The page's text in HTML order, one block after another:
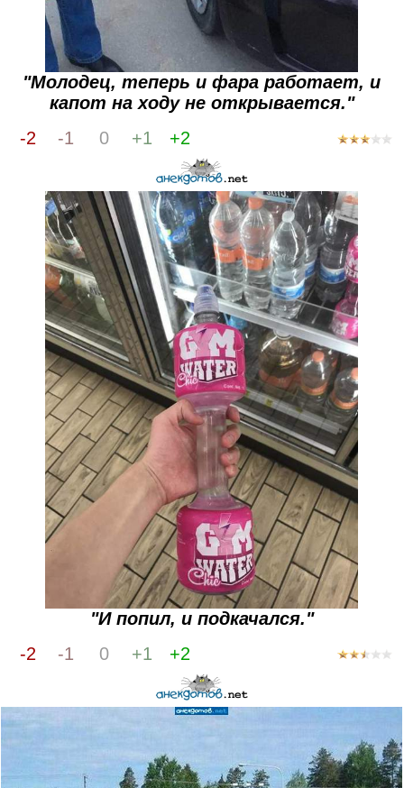
"Молодец, теперь и фара работает, и
капот на ходу не открывается."
-2
-1 0 +1 +2
"И попил, и подкачался."
-2
-1 0 +1 +2